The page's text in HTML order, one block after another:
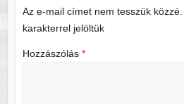
Az e-mail címet nem tesszük közzé.
karakterrel jelöltük
Hozzászólás *